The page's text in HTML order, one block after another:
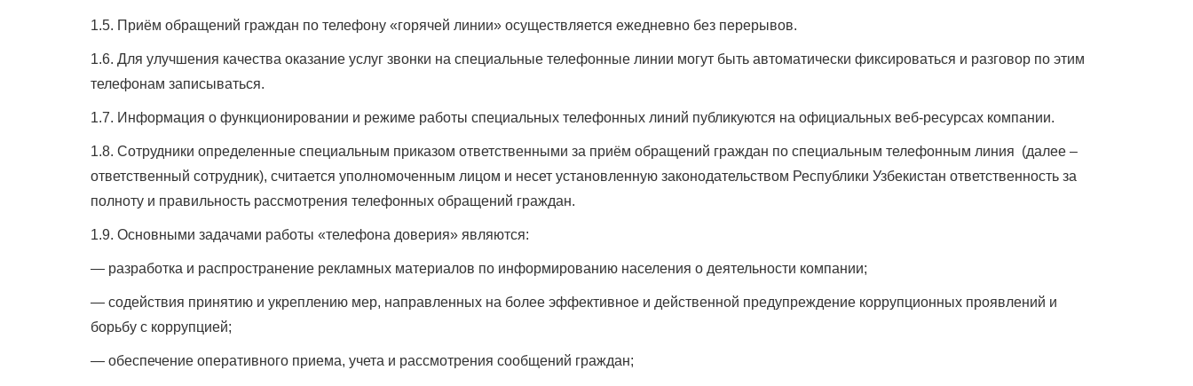
1.5. Приём обращений граждан по телефону «горячей линии» осуществляется ежедневно без перерывов.
1.6. Для улучшения качества оказание услуг звонки на специальные телефонные линии могут быть автоматически фиксироваться и разговор по этим
телефонам записываться.
1.7. Информация о функционировании и режиме работы специальных телефонных линий публикуются на официальных веб-ресурсах компании.
1.8. Сотрудники определенные специальным приказом ответственными за приём обращений граждан по специальным телефонным линия (далее –
ответственный сотрудник), считается уполномоченным лицом и несет установленную законодательством Республики Узбекистан ответственность за
полноту и правильность рассмотрения телефонных обращений граждан.
1.9. Основными задачами работы «телефона доверия» являются:
— разработка и распространение рекламных материалов по информированию населения о деятельности компании;
— содействия принятию и укреплению мер, направленных на более эффективное и действенной предупреждение коррупционных проявлений и
борьбу с коррупцией;
— обеспечение оперативного приема, учета и рассмотрения сообщений граждан;